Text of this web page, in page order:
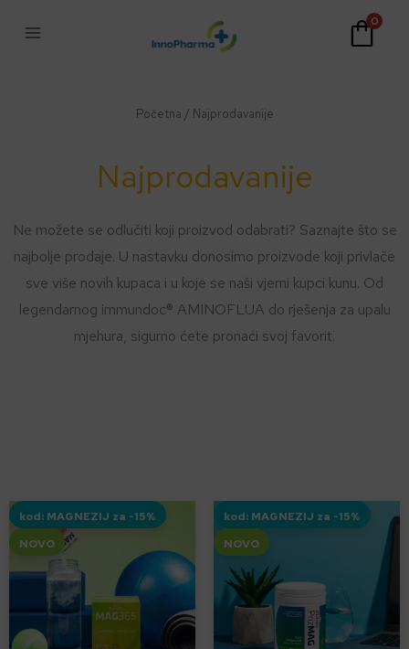
0
Početna / Najprodavanije
Najprodavanije
Ne možete se odlučiti koji proizvod odabrati? Saznajte što se
najbolje prodaje. U nastavku donosimo proizvode koji privlače
sve više novih kupaca i u koje se naši vjerni kupci kunu. Od
legendarnog immundoc® AMINOFLUA do rješenja za upalu
mjehura, sigurno ćete pronaći svoj favorit.
kod: MAGNEZIJ za -15%
NOVO
kod: MAGNEZIJ za -15%
NOVO